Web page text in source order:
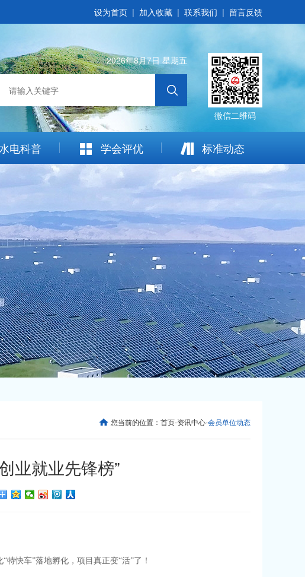
设为首页 | 加入收藏 | 联系我们 | 留言反馈
微信二维码
2026年8月7日 星期五
水电科普 学会评优 标准动态
您当前的位置： 首页-资讯中心-会员单位动态
业就业先锋榜”
快车”落地孵化，项目真正变“活”了！